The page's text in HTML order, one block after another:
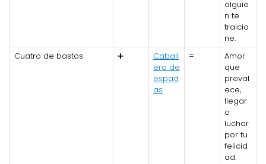
alguie
n te
traicio
ne.
Cuatro de bastos
➕
Caball
ero de
espad
as
=
Amor
que
preval
ece,
llegar
o
luchar
por tu
felicid
ad.